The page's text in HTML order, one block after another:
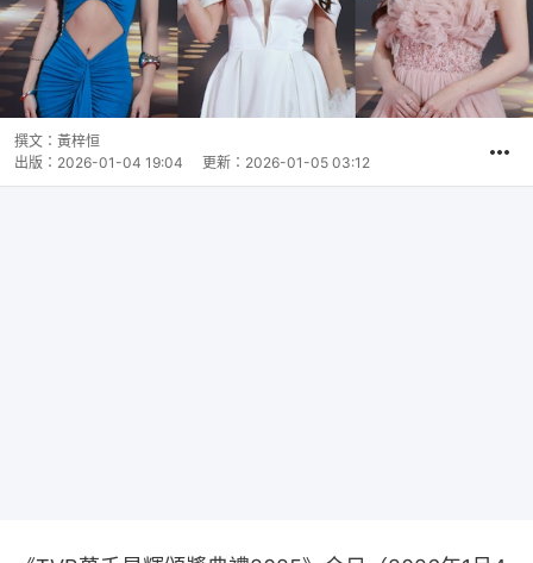
撰文： 黃梓恒
出版： 2026-01-04 19:04 更新： 2026-01-05 03:12